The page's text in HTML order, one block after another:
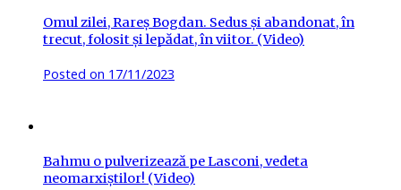
Omul zilei, Rareș Bogdan. Sedus și abandonat, în
trecut, folosit și lepădat, în viitor. (Video)
Posted on 17/11/2023
Bahmu o pulverizează pe Lasconi, vedeta
neomarxiștilor! (Video)